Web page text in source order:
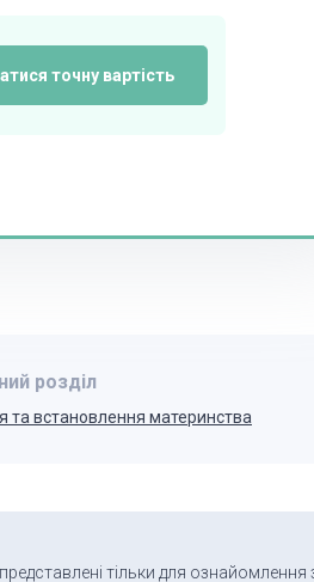
точну вартість
розділ
та встановлення материнства
тільки для